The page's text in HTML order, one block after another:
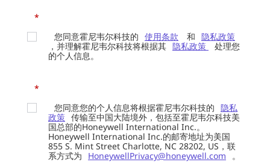
*
您同意霍尼韦尔科技的 使用条款 和 隐私政策
，并理解霍尼韦尔科技将根据其 隐私政策
处理您
的个人信息。
*
您同意您的个人信息将根据霍尼韦尔科技的 隐私
政策 传输至中国大陆境外，包括至霍尼韦尔科技美
国总部的Honeywell International Inc.。
Honeywell International Inc.的邮寄地址为美国
855 S. Mint Street Charlotte, NC 28202, US，联
系方式为
HoneywellPrivacy@honeywell.com
。